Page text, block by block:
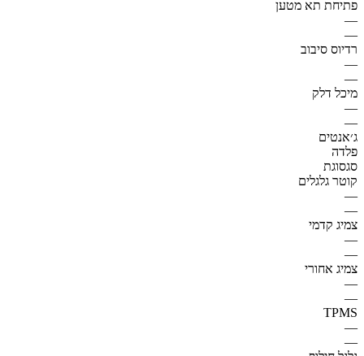
פתיחת תא מטען
—
—
רדיוס סיבוב
—
—
מיכל דלק
—
—
ג׳אנטים
פלדה
סגסוגת
קוטר גלגלים
—
—
צמיג קדמי
—
—
צמיג אחורי
—
—
TPMS
—
—